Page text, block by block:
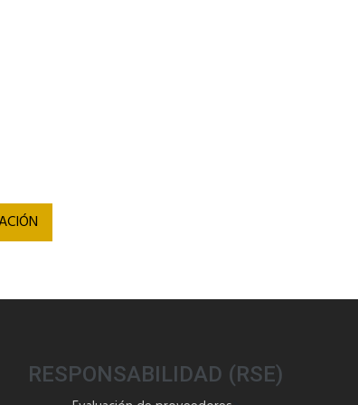
RESPONSABILIDAD (RSE)